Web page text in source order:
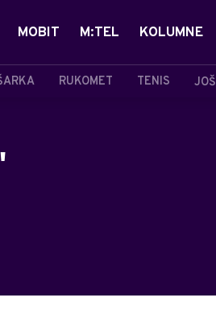
RUKOMET TENIS JOŠ
MOBIT M:TEL KOLUMNE